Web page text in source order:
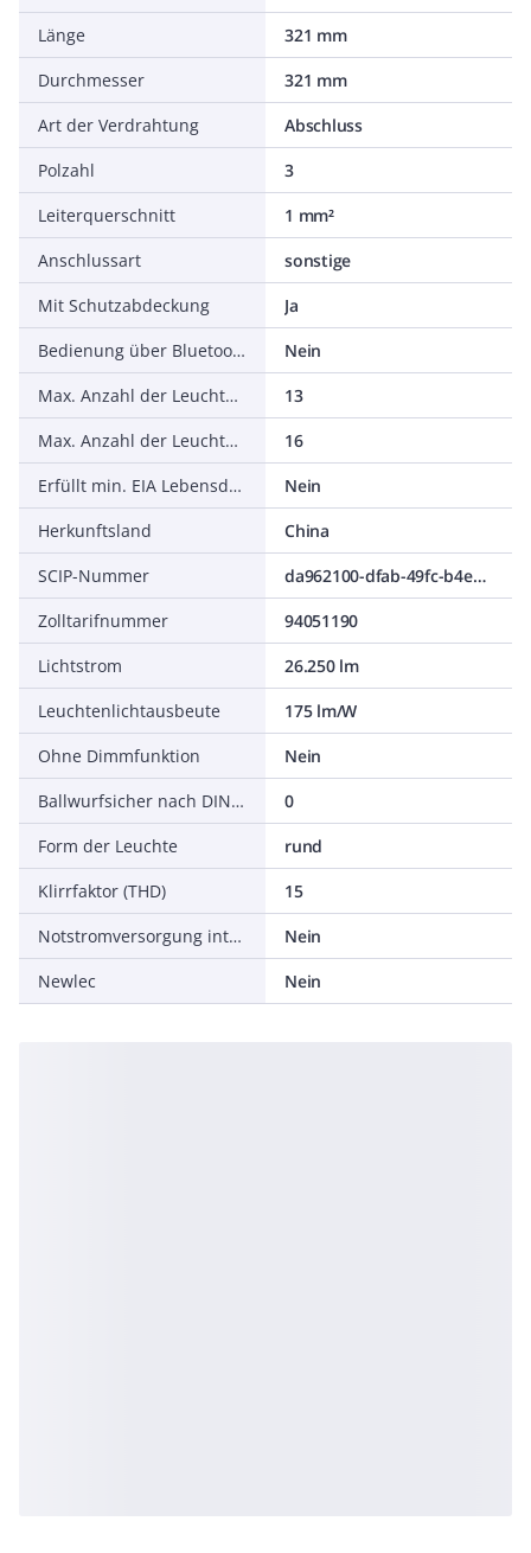
Länge
321 mm
Durchmesser
321 mm
Art der Verdrahtung
Abschluss
Polzahl
3
Leiterquerschnitt
1 mm²
Anschlussart
sonstige
Mit Schutzabdeckung
Ja
Bedienung über Bluetooth
Nein
Max. Anzahl der Leuchten pro Leitungsschutzschalter B16
13
Max. Anzahl der Leuchten pro Leitungsschutzschalter C16
16
Erfüllt min. EIA Lebensdauerkriterium L90 (bei 50.000 h bei tq = 25 °C)
Nein
Herkunftsland
China
SCIP-Nummer
da962100-dfab-49fc-b4ed-604f9426cb42
Zolltarifnummer
94051190
Lichtstrom
26.250 lm
Leuchtenlichtausbeute
175 lm/W
Ohne Dimmfunktion
Nein
Ballwurfsicher nach DIN 18032-3
0
Form der Leuchte
rund
Klirrfaktor (THD)
15
Notstromversorgung integriert
Nein
Newlec
Nein